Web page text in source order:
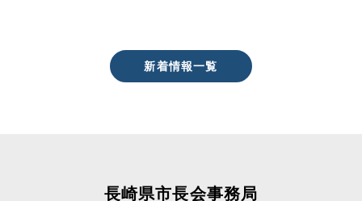
新着情報一覧
長崎県市長会事務局